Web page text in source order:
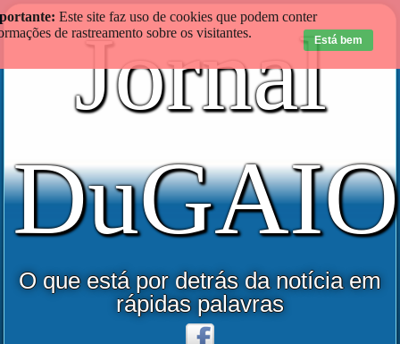
Jornal
DuGAIO
O que está por detrás da notícia em
rápidas palavras
Este site faz uso de cookies que podem conter
de rastreamento sobre os visitantes.
Está bem